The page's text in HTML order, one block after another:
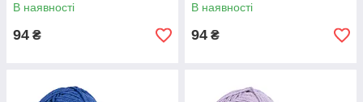
В наявності
94 ₴
В наявності
94 ₴